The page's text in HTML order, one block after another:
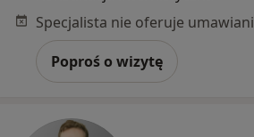
Poproś o wizytę